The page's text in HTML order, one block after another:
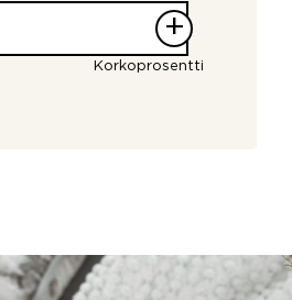
+
Korkoprosentti